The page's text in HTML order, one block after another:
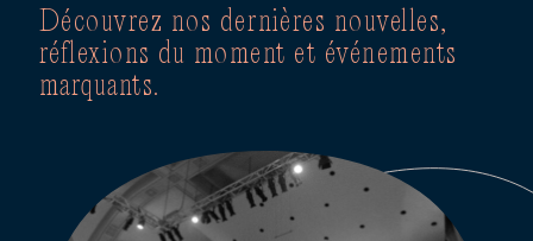
Découvrez nos dernières nouvelles,
réflexions du moment et événements
marquants.